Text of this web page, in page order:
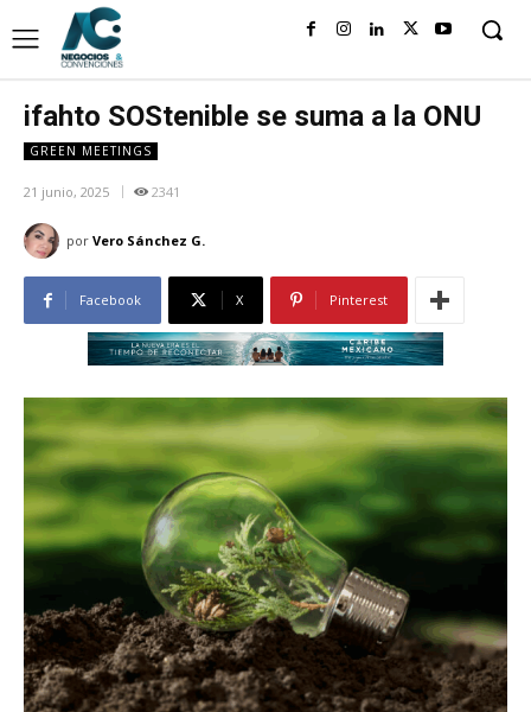
ifahto SOStenible se suma a la ONU
GREEN MEETINGS
21 junio, 2025 2341
por Vero Sánchez G.
Facebook X Pinterest